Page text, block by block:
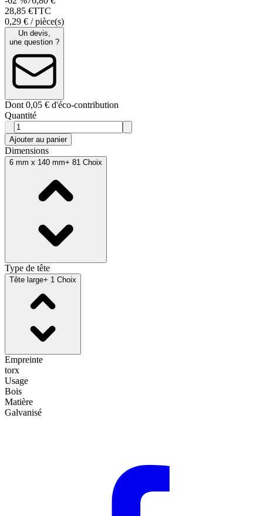
28,85 €TTC
0,29 € / pièce(s)
Un devis,
une question ?
Dont 0,05 € d'éco-contribution
Quantité
Ajouter au panier
Dimensions
6 mm x 140 mm+ 81 Choix
Type de tête
Tête large+ 1 Choix
Empreinte
torx
Usage
Bois
Matière
Galvanisé